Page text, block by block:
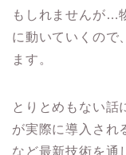
もしれませんが…
に動いていくので
ます。
とりとめもない話
が実際に導入され
など最新技術を通